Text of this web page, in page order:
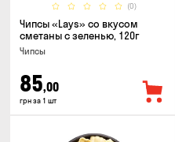
(0)
Чипсы «Lays» со вкусом
сметаны с зеленью, 120г
Чипсы
85,00
грн за 1 шт